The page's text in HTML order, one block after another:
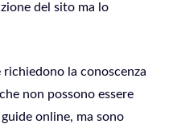
del sito ma lo
la conoscenza
non possono essere
online, ma sono